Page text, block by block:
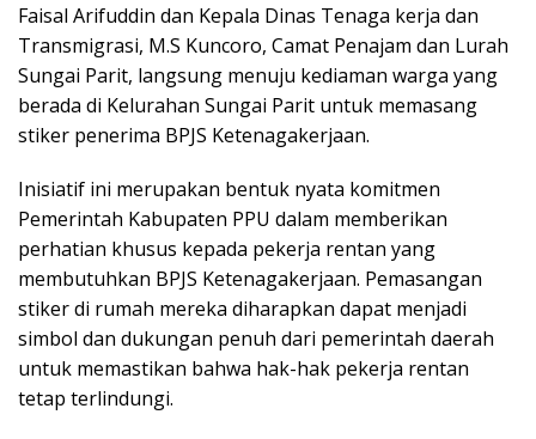
Faisal Arifuddin dan Kepala Dinas Tenaga kerja dan
Transmigrasi, M.S Kuncoro, Camat Penajam dan Lurah
Sungai Parit, langsung menuju kediaman warga yang
berada di Kelurahan Sungai Parit untuk memasang
stiker penerima BPJS Ketenagakerjaan.
Inisiatif ini merupakan bentuk nyata komitmen
Pemerintah Kabupaten PPU dalam memberikan
perhatian khusus kepada pekerja rentan yang
membutuhkan BPJS Ketenagakerjaan. Pemasangan
stiker di rumah mereka diharapkan dapat menjadi
simbol dan dukungan penuh dari pemerintah daerah
untuk memastikan bahwa hak-hak pekerja rentan
tetap terlindungi.